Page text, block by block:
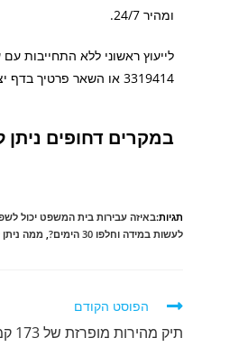
ומהיר 24/7.
3319414 או השאר פרטיך בדף יצירת קשר ונציגנו יחזרו אליך בהקדם.
במקרים דחופים ניתן
תגיות:באיזה עבירות בית המשפט יכול
לעשות במידה וחלפו 30 הימים?
, ממה
הפוסט הקודם